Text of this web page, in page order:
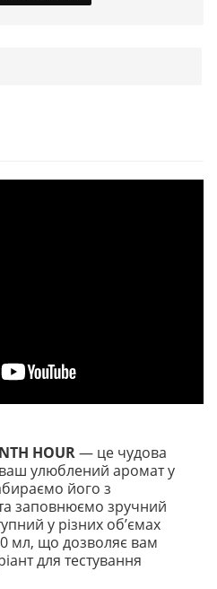
HOUR— це чудова
улюблений аромат у
його з
заповнюємо зручний
у різних обʼємах
мл, що дозволяє вам
для тестування